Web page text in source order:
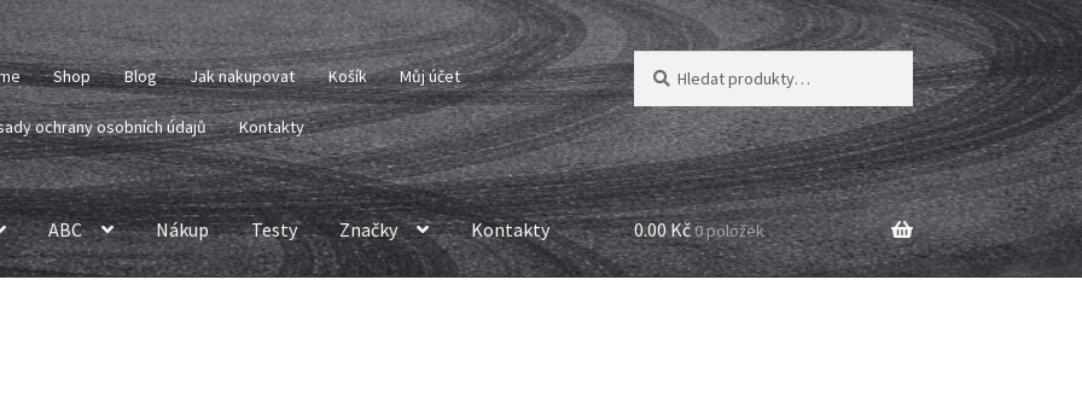
Shop Blog Jak nakupovat Košík Můj účet
ochrany osobních údajů Kontakty
Hledat:
Hledat
ABC Nákup Testy Značky Kontakty 0.00 Kč0 položek